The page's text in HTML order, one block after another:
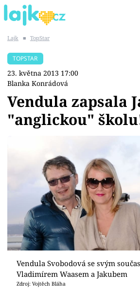
SHOPAHOLICADEL
Témata
Youtubeři
Virály
Sex a vztahy
Videa
Sledujte prima+
Lajk ■ TopStar
TOPSTAR
23. května 2013 17:00
Blanka Konrádová
Vendula zapsala
"anglickou"
Vendula Svobodová se svým
Vladimírem Waasem a Jakubem
Zdroj: Vojtěch Bláha